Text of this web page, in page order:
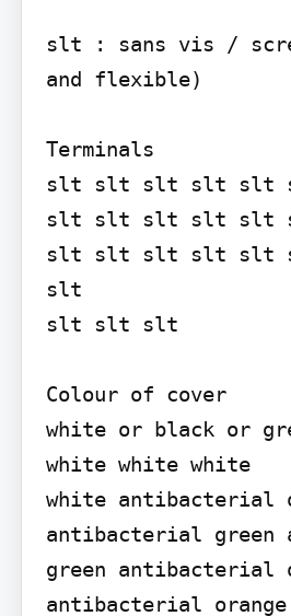
slt : sans vis /
and flexible)
Terminals
slt slt slt slt slt
slt slt slt slt slt
slt slt slt slt slt
slt
slt slt slt
Colour of cover
white or black or
white white white
white antibacterial
antibacterial green
green antibacterial
antibacterial orange